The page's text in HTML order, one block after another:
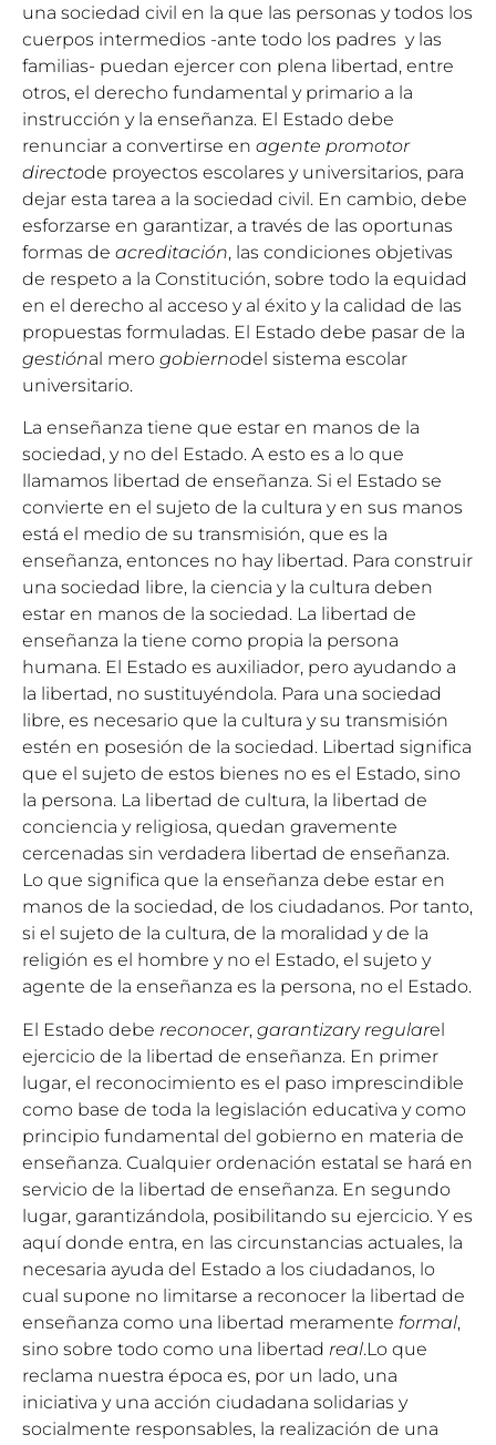
una sociedad civil en la que las personas y todos los
cuerpos intermedios -ante todo los padres y las
familias- puedan ejercer con plena libertad, entre
otros, el derecho fundamental y primario a la
instrucción y la enseñanza. El Estado debe
renunciar a convertirse en agente promotor
directode proyectos escolares y universitarios, para
dejar esta tarea a la sociedad civil. En cambio, debe
esforzarse en garantizar, a través de las oportunas
formas de acreditación, las condiciones objetivas
de respeto a la Constitución, sobre todo la equidad
en el derecho al acceso y al éxito y la calidad de las
propuestas formuladas. El Estado debe pasar de la
gestiónal mero gobiernodel sistema escolar
universitario.
La enseñanza tiene que estar en manos de la
sociedad, y no del Estado. A esto es a lo que
llamamos libertad de enseñanza. Si el Estado se
convierte en el sujeto de la cultura y en sus manos
está el medio de su transmisión, que es la
enseñanza, entonces no hay libertad. Para construir
una sociedad libre, la ciencia y la cultura deben
estar en manos de la sociedad. La libertad de
enseñanza la tiene como propia la persona
humana. El Estado es auxiliador, pero ayudando a
la libertad, no sustituyéndola. Para una sociedad
libre, es necesario que la cultura y su transmisión
estén en posesión de la sociedad. Libertad significa
que el sujeto de estos bienes no es el Estado, sino
la persona. La libertad de cultura, la libertad de
conciencia y religiosa, quedan gravemente
cercenadas sin verdadera libertad de enseñanza.
Lo que significa que la enseñanza debe estar en
manos de la sociedad, de los ciudadanos. Por tanto,
si el sujeto de la cultura, de la moralidad y de la
religión es el hombre y no el Estado, el sujeto y
agente de la enseñanza es la persona, no el Estado.
El Estado debe reconocer, garantizary regularel
ejercicio de la libertad de enseñanza. En primer
lugar, el reconocimiento es el paso imprescindible
como base de toda la legislación educativa y como
principio fundamental del gobierno en materia de
enseñanza. Cualquier ordenación estatal se hará en
servicio de la libertad de enseñanza. En segundo
lugar, garantizándola, posibilitando su ejercicio. Y es
aquí donde entra, en las circunstancias actuales, la
necesaria ayuda del Estado a los ciudadanos, lo
cual supone no limitarse a reconocer la libertad de
enseñanza como una libertad meramente formal,
sino sobre todo como una libertad real.Lo que
reclama nuestra época es, por un lado, una
iniciativa y una acción ciudadana solidarias y
socialmente responsables, la realización de una